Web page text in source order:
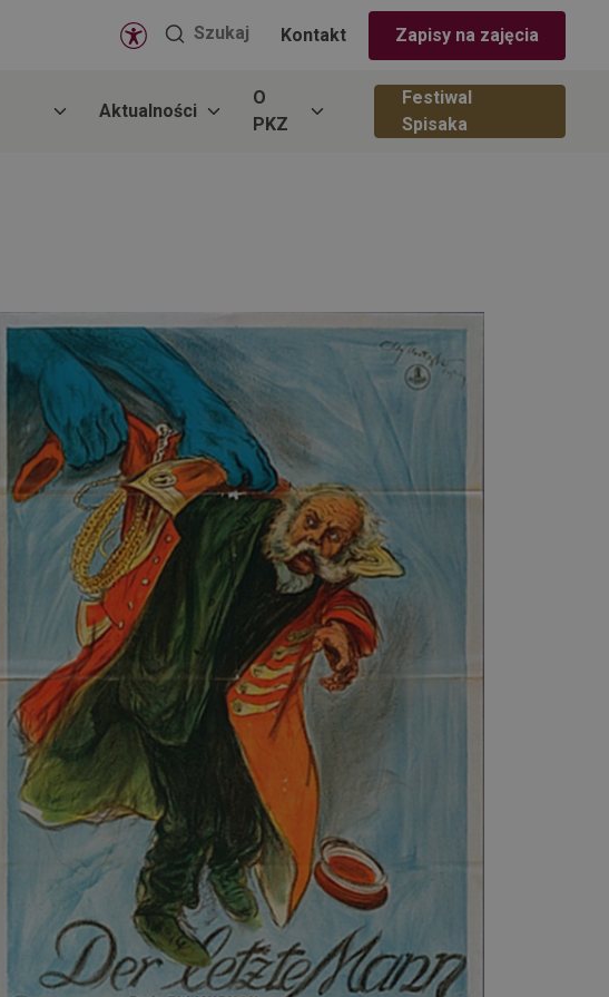
Szukaj
Wyszukaj
Kontakt Zapisy na zajęcia
Aktualności
O
PKZ
Festiwal
Spisaka